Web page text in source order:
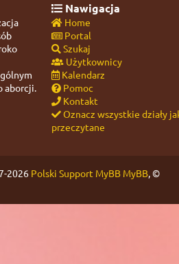
aborcji.
Nawigacja
Home
Portal
Szukaj
Użytkownicy
Kalendarz
Pomoc
Kontakt
Oznacz wszystkie działy
przeczytane
2026 Polski Support MyBB MyBB, ©